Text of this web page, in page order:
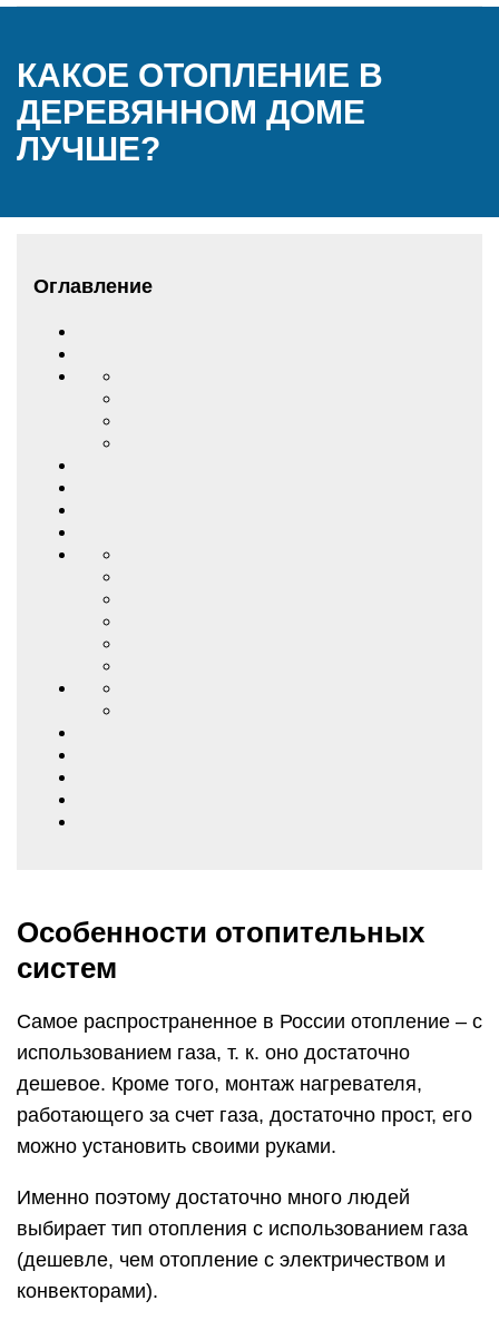
КАКОЕ ОТОПЛЕНИЕ В
ДЕРЕВЯННОМ ДОМЕ
ЛУЧШЕ?
Оглавление
Особенности отопительных
систем
Самое распространенное в России отопление – с
использованием газа, т. к. оно достаточно
дешевое. Кроме того, монтаж нагревателя,
работающего за счет газа, достаточно прост, его
можно установить своими руками.
Именно поэтому достаточно много людей
выбирает тип отопления с использованием газа
(дешевле, чем отопление с электричеством и
конвекторами).